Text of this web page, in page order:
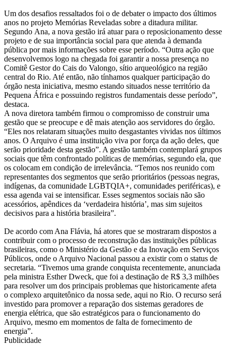
Um dos desafios ressaltados foi o de debater o impacto dos últimos
anos no projeto Memórias Reveladas sobre a ditadura militar.
Segundo Ana, a nova gestão irá atuar para o reposicionamento desse
projeto e de sua importância social para que atenda à demanda
pública por mais informações sobre esse período. “Outra ação que
desenvolvemos logo na chegada foi garantir a nossa presença no
Comitê Gestor do Cais do Valongo, sítio arqueológico na região
central do Rio. Até então, não tínhamos qualquer participação do
órgão nesta iniciativa, mesmo estando situados nesse território da
Pequena África e possuindo registros fundamentais desse período”,
destaca.
A nova diretora também firmou o compromisso de construir uma
gestão que se preocupe e dê mais atenção aos servidores do órgão.
“Eles nos relataram situações muito desgastantes vividas nos últimos
anos. O Arquivo é uma instituição viva por força da ação deles, que
serão prioridade desta gestão”. A gestão também contemplará grupos
sociais que têm confrontado políticas de memórias, segundo ela, que
os colocam em condição de irrelevância. “Temos nos reunido com
representantes dos segmentos que serão prioritários (pessoas negras,
indígenas, da comunidade LGBTQIA+, comunidades periféricas), e
essa agenda vai se intensificar. Esses segmentos sociais não são
acessórios, apêndices da ‘verdadeira história’, mas sim sujeitos
decisivos para a história brasileira”.
De acordo com Ana Flávia, há atores que se mostraram dispostos a
contribuir com o processo de reconstrução das instituições públicas
brasileiras, como o Ministério da Gestão e da Inovação em Serviços
Públicos, onde o Arquivo Nacional passou a existir com o status de
secretaria. “Tivemos uma grande conquista recentemente, anunciada
pela ministra Esther Dweck, que foi a destinação de R$ 3,3 milhões
para resolver um dos principais problemas que historicamente afeta
o complexo arquitetônico da nossa sede, aqui no Rio. O recurso será
investido para promover a reparação dos sistemas geradores de
energia elétrica, que são estratégicos para o funcionamento do
Arquivo, mesmo em momentos de falta de fornecimento de
energia”.
Publicidade